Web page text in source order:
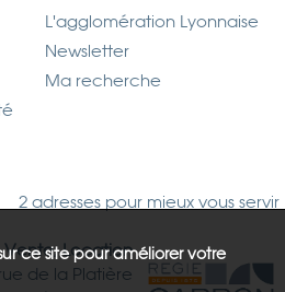
L'agglomération Lyonnaise
Newsletter
Ma recherche
2 adresses pour mieux vous servir
Location
de la Platière
ce site pour améliorer votre